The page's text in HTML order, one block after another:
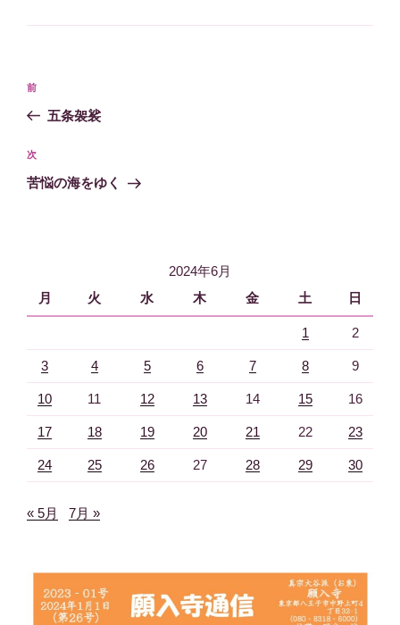
投
ナ
ビ
ゲ
過
去
投
稿
前
五条袈裟
次
の
次
苦悩の海をゆく
2024年6月
月
火 水 木 金 土 日
1 2
3 4 5 6 7 8 9
10 11 12 13 14 15 16
17 18 19 20 21 22 23
24 25 26 27 28 29 30
« 5月 7月 »